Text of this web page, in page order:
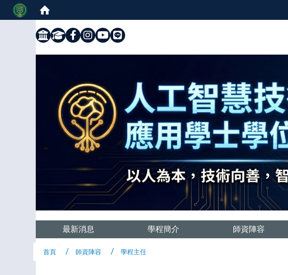
最新消息 學程簡介 師資陣容
首頁 師資陣容 學程主任